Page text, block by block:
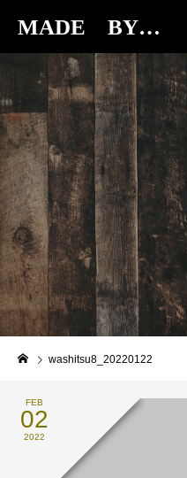
MADE BY…
washitsu8_20220122
FEB
02
2022